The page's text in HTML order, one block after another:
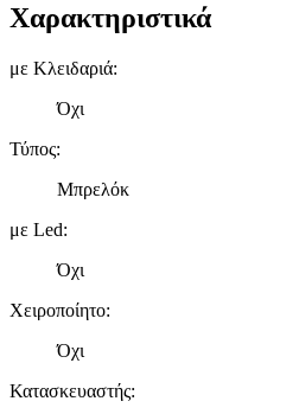
Χαρακτηριστικά
με Κλειδαριά:
Όχι
Τύπος:
Μπρελόκ
με Led:
Όχι
Χειροποίητο:
Όχι
Κατασκευαστής: